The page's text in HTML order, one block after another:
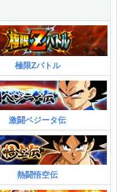
極限Zバトル
激闘ベジータ伝
熱闘悟空伝